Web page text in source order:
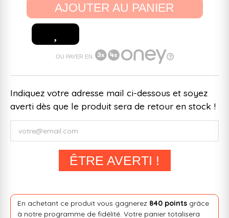
AJOUTER AU PANIER
OU PAYER EN
Indiquez votre adresse mail ci-dessous et soyez
averti dès que le produit sera de retour en stock !
ÊTRE AVERTI !
En achetant ce produit vous gagnerez 840 pointsgrâce
à notre programme de fidélité. Votre panier totalisera